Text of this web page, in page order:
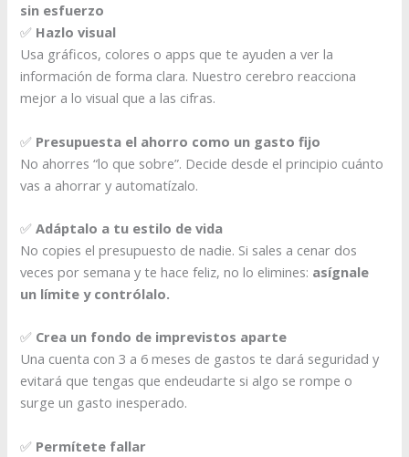
sin esfuerzo
✅ Hazlo visual
Usa gráficos, colores o apps que te ayuden a ver la
información de forma clara. Nuestro cerebro reacciona
mejor a lo visual que a las cifras.
✅ Presupuesta el ahorro como un gasto fijo
No ahorres “lo que sobre”. Decide desde el principio cuánto
vas a ahorrar y automatízalo.
✅Adáptalo a tu estilo de vida
No copies el presupuesto de nadie. Si sales a cenar dos
veces por semana y te hace feliz, no lo elimines: asígnale
un límite y contrólalo.
✅ Crea un fondo de imprevistos aparte
Una cuenta con 3 a 6 meses de gastos te dará seguridad y
evitará que tengas que endeudarte si algo se rompe o
surge un gasto inesperado.
✅ Permítete fallar